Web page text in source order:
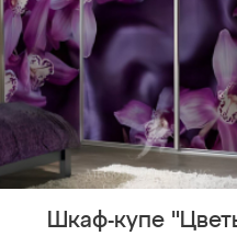
Шкаф-купе